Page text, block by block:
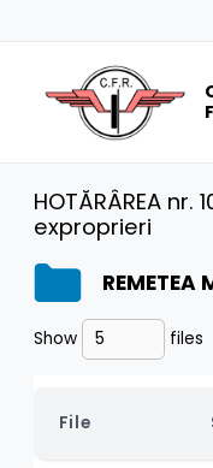
HOTĂRÂREA nr.
exproprieri
REMETEA
Show files
File